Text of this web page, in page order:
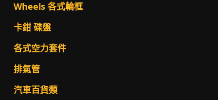
Wheels 各式輪框
卡鉗 碟盤
各式空力套件
排氣管
汽車百貨類